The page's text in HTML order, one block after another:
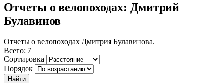
Отчеты о велопоходах: Дмитрий
Булавинов
Отчеты о велопоходах Дмитрия Булавинова.
Всего: 7
Сортировка
Порядок
Найти